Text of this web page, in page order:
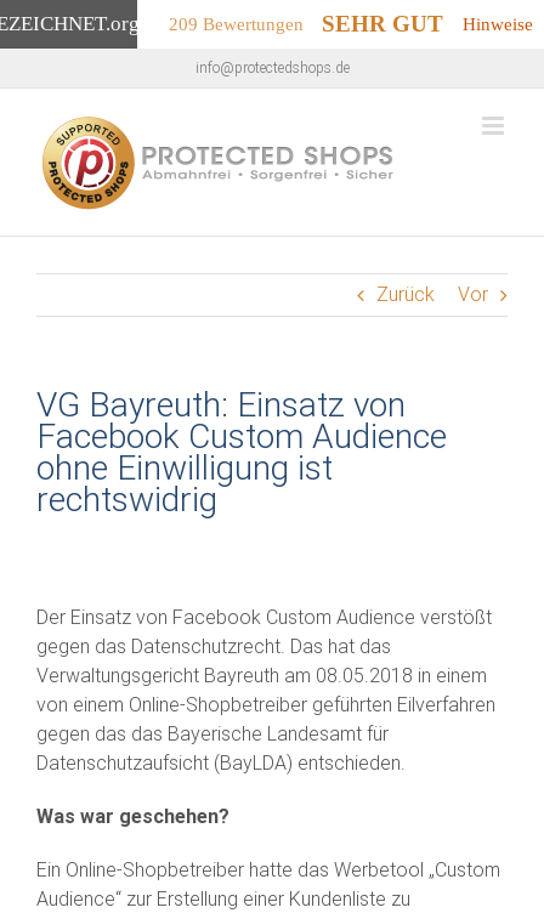
.org 209 Bewertungen SEHR GUT Hinweise
Inhalt
springen
info@protectedshops.de
Zurück Vor
VG Bayreuth: Einsatz von
Facebook Custom Audience
ohne Einwilligung ist
rechtswidrig
Der Einsatz von Facebook Custom Audience verstößt
gegen das Datenschutzrecht. Das hat das
Verwaltungsgericht Bayreuth am 08.05.2018 in einem
von einem Online-Shopbetreiber geführten Eilverfahren
gegen das das Bayerische Landesamt für
Datenschutzaufsicht (BayLDA) entschieden.
Was war geschehen?
Ein Online-Shopbetreiber hatte das Werbetool „Custom
Audience“ zur Erstellung einer Kundenliste zu